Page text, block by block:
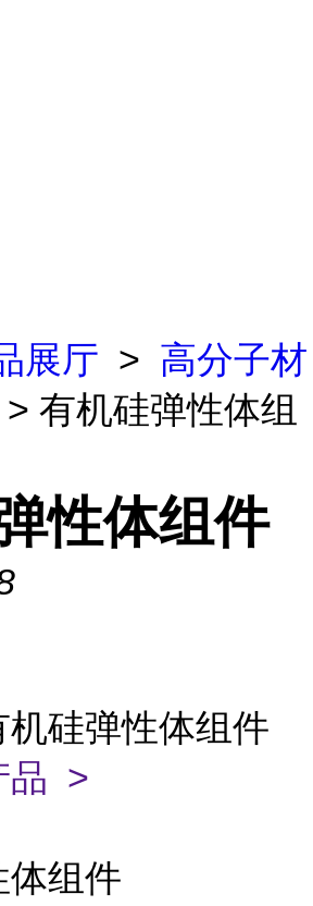
展厅 > 高分子材
> 有机硅弹性体组
性体组件
机硅弹性体组件
品 >
体组件